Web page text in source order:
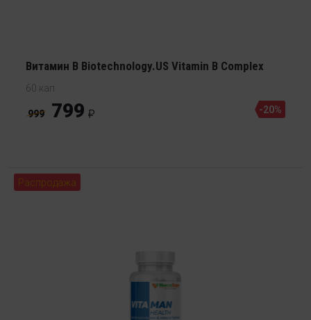
Витамин В Biotechnology.US Vitamin B Complex
60 кап
999 799 -20%
Распродажа